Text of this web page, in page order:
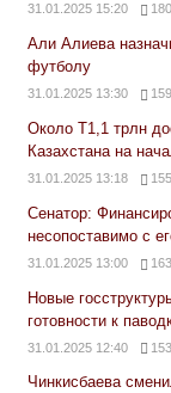
31.01.2025 15:20
Али Алиева
футболу
31.01.2025 13:30
Около Т1,1 трлн
Казахстана на
31.01.2025 13:18
Сенатор:
несопоставимо с
31.01.2025 13:00
Новые
готовности к
31.01.2025 12:40
Чинкисбаева